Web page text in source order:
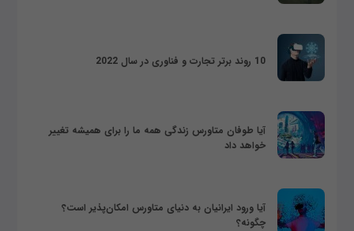
10 روند برتر تجارت و فناوری در سال 2022
آیا طوفان متاورس زندگی همه ما را برای همیشه تغییر
خواهد داد
آیا ورود ایرانیان به دنیای متاورس امکان‌پذیر است؟
چگونه؟